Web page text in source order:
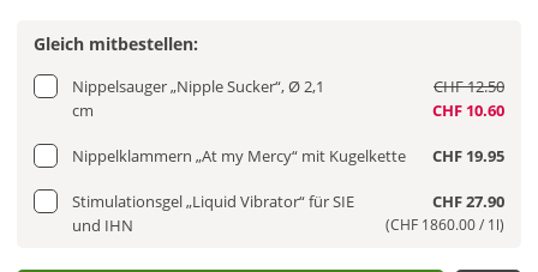
Gleich mitbestellen:
Nippelsauger „Nipple Sucker“, Ø 2,1
cm
CHF 12.50
CHF 10.60
Nippelklammern „At my Mercy“ mit Kugelkette CHF 19.95
Stimulationsgel „Liquid Vibrator“ für SIE
und IHN
CHF 27.90
(CHF 1860.00 / 1l)